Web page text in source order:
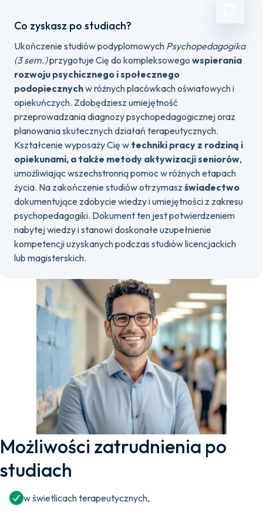
Co zyskasz po studiach?
Ukończenie studiów podyplomowych Psychopedagogika
(3 sem.)przygotuje Cię do kompleksowego wspierania
rozwoju psychicznego i społecznego
podopiecznychw różnych placówkach oświatowych i
opiekuńczych. Zdobędziesz umiejętność
przeprowadzania diagnozy psychopedagogicznej oraz
planowania skutecznych działań terapeutycznych.
Kształcenie wyposaży Cię w techniki pracy z rodziną i
opiekunami, a także metody aktywizacji seniorów,
umożliwiając wszechstronną pomoc w różnych etapach
życia. Na zakończenie studiów otrzymasz świadectwo
dokumentujące zdobycie wiedzy i umiejętności z zakresu
psychopedagogiki. Dokument ten jest potwierdzeniem
nabytej wiedzy i stanowi doskonałe uzupełnienie
kompetencji uzyskanych podczas studiów licencjackich
lub magisterskich.
Możliwości zatrudnienia po
studiach
w świetlicach terapeutycznych,